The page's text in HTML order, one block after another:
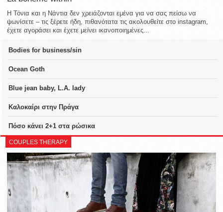
Η Τόνια και η Νάντια δεν χρειάζονται εμένα για να σας πείσω να
ψωνίσετε – τις ξέρετε ήδη, πιθανότατα τις ακολουθείτε στο instagram,
έχετε αγοράσει και έχετε μείνει ικανοποιημένες...
Bodies for business/sin
Ocean Goth
Blue jean baby, L.A. lady
Καλοκαίρι στην Πράγα
Πόσο κάνει 2+1 στα ρώσικα
COUPLES THERAPY